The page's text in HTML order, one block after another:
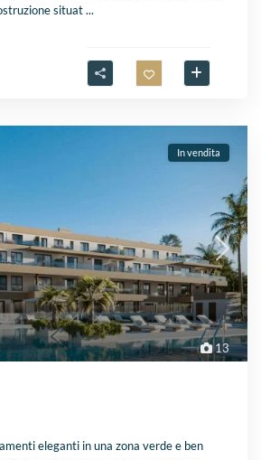
situat...
13
In vendita
eleganti in una zona verde e ben